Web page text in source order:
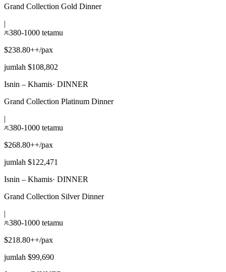
Grand Collection Gold Dinner
|
380-1000 tetamu
$238.80++/pax
jumlah $108,802
Isnin – Khamis· DINNER
Grand Collection Platinum Dinner
|
380-1000 tetamu
$268.80++/pax
jumlah $122,471
Isnin – Khamis· DINNER
Grand Collection Silver Dinner
|
380-1000 tetamu
$218.80++/pax
jumlah $99,690